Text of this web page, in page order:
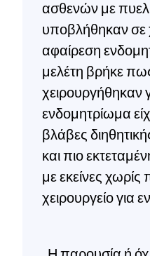
ασθενών με
υποβλήθηκαν σε
αφαίρεση
μελέτη βρήκε
χειρουργήθηκαν
ενδομητρίωμα
βλάβες
και πιο
με εκείνες
χειρουργείο για